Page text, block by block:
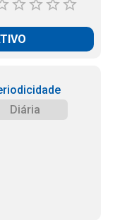
Diária